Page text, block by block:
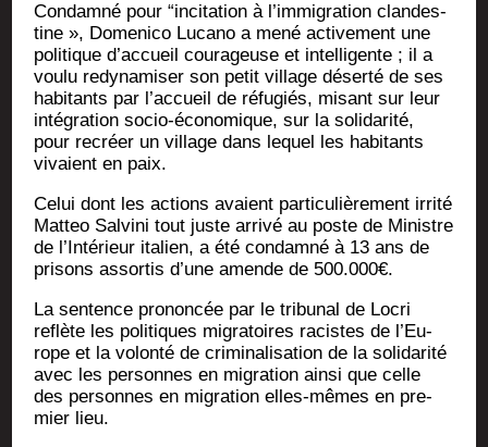
Condam­né pour “inci­ta­tion à l’immigration clan­des­
tine », Dome­ni­co Luca­no a mené acti­ve­ment une
poli­tique d’accueil cou­ra­geuse et intel­li­gente ; il a
vou­lu redy­na­mi­ser son petit vil­lage déser­té de ses
habi­tants par l’accueil de réfu­giés, misant sur leur
inté­gra­tion socio-éco­no­mique, sur la soli­da­ri­té,
pour recréer un vil­lage dans lequel les habi­tants
vivaient en paix.
Celui dont les actions avaient par­ti­cu­liè­re­ment irri­té
Mat­teo Sal­vi­ni tout juste arri­vé au poste de Ministre
de l’Intérieur ita­lien, a été condam­né à 13 ans de
pri­sons assor­tis d’une amende de 500.000€.
La sen­tence pro­non­cée par le tri­bu­nal de Locri
reflète les poli­tiques migra­toires racistes de l’Eu­
rope et la volon­té de cri­mi­na­li­sa­tion de la soli­da­ri­té
avec les per­sonnes en migra­tion ain­si que celle
des per­sonnes en migra­tion elles-mêmes en pre­
mier lieu.